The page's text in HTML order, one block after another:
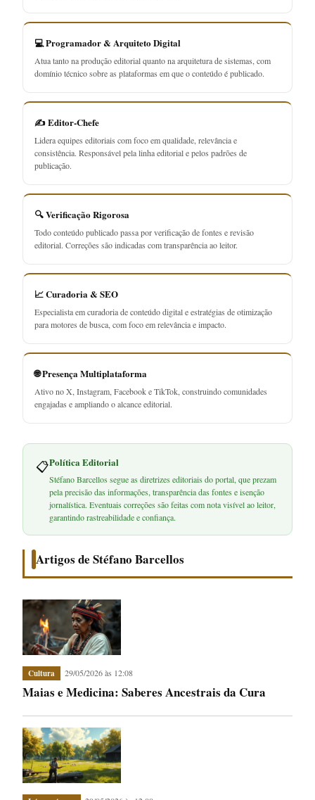
💻 Programador & Arquiteto Digital
Atua tanto na produção editorial quanto na arquitetura de sistemas, com
domínio técnico sobre as plataformas em que o conteúdo é publicado.
✍️ Editor-Chefe
Lidera equipes editoriais com foco em qualidade, relevância e
consistência. Responsável pela linha editorial e pelos padrões de
publicação.
🔍 Verificação Rigorosa
Todo conteúdo publicado passa por verificação de fontes e revisão
editorial. Correções são indicadas com transparência ao leitor.
📈 Curadoria & SEO
Especialista em curadoria de conteúdo digital e estratégias de otimização
para motores de busca, com foco em relevância e impacto.
🌐 Presença Multiplataforma
Ativo no X, Instagram, Facebook e TikTok, construindo comunidades
engajadas e ampliando o alcance editorial.
📋Política Editorial
Stéfano Barcellos segue as diretrizes editoriais do portal, que prezam
pela precisão das informações, transparência das fontes e isenção
jornalística. Eventuais correções são feitas com nota visível ao leitor,
garantindo rastreabilidade e confiança.
Artigos de Stéfano Barcellos
Cultura 29/05/2026 às 12:08
Maias e Medicina: Saberes Ancestrais da Cura